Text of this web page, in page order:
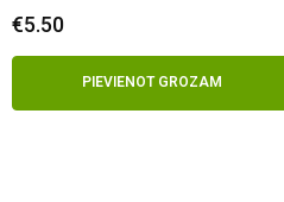
€5.50
PIEVIENOT GROZAM